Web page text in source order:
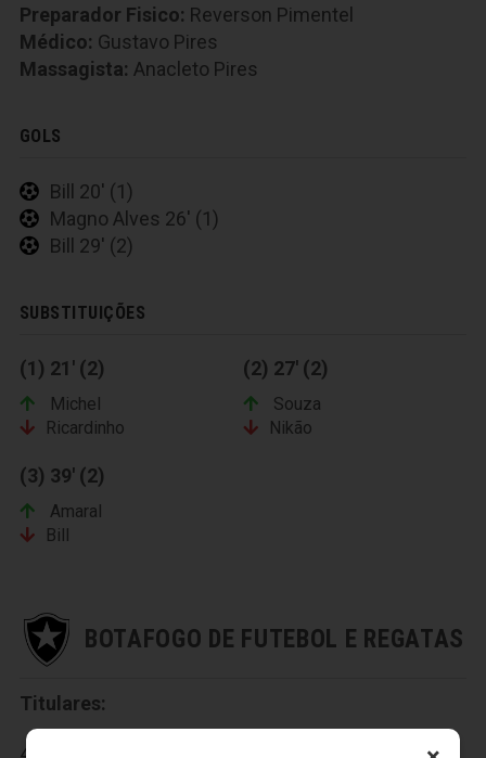
Preparador Fisico: Reverson Pimentel
Médico: Gustavo Pires
Massagista: Anacleto Pires
GOLS
Bill 20' (1)
Magno Alves 26' (1)
Bill 29' (2)
SUBSTITUIÇÕES
(1) 21' (2)
Michel
Ricardinho
(2) 27' (2)
Souza
Nikão
(3) 39' (2)
Amaral
Bill
BOTAFOGO DE FUTEBOL E REGATAS
Titulares: